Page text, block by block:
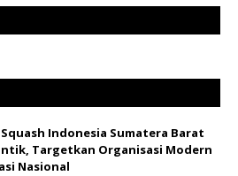
Indonesia Sumatera Barat
Targetkan Organisasi Modern
Nasional